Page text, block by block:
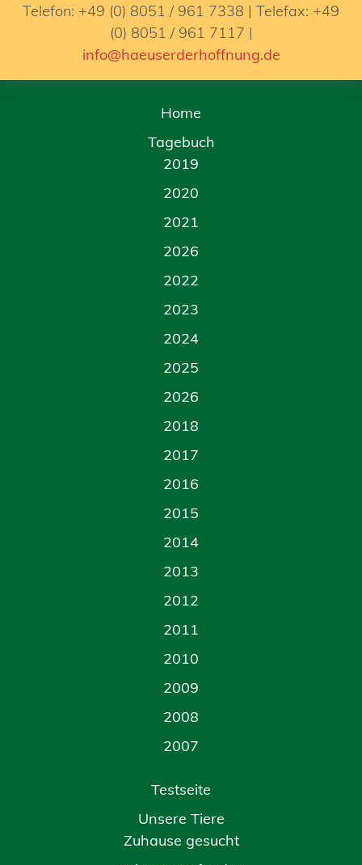
Telefon: +49 (0) 8051 / 961 7338 | Telefax: +49
(0) 8051 / 961 7117 |
info@haeuserderhoffnung.de
Home
Tagebuch
2019
2020
2021
2026
2022
2023
2024
2025
2026
2018
2017
2016
2015
2014
2013
2012
2011
2010
2009
2008
2007
Testseite
Unsere Tiere
Zuhause gesucht